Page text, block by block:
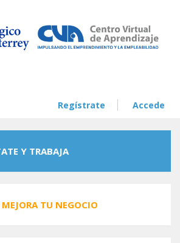
Regístrate Accede
Y TRABAJA
TU NEGOCIO